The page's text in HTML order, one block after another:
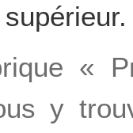
«
y